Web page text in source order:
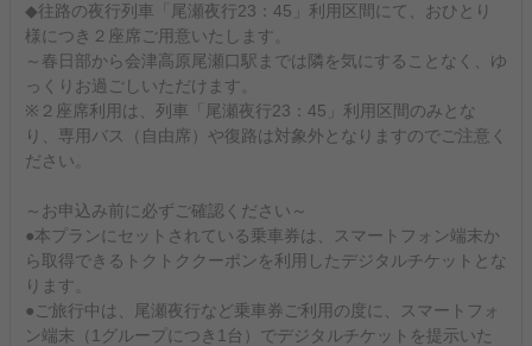
◆往路の夜行列車「尾瀬夜行23：45」利用区間にて、おひとり
様につき２座席ご用意いたします。
～春日部から会津高原尾瀬口駅までは隣を気にすることなく、ゆ
っくりお過ごしいただけます。
※２座席利用は、列車「尾瀬夜行23：45」利用区間のみとな
り、専用バス（自由席）や復路は対象外となりますのでご注意く
ださい。
～お申込み前に必ずご確認ください～
●本プランにセットされている乗車券は、スマートフォン端末か
ら取得できるトクトククーポンを利用したデジタルチケットとな
ります。
●ご旅行中は、尾瀬夜行など乗車券ご利用の度に、スマートフォ
ン端末（1グループにつき1台）でデジタルチケットを提示いた